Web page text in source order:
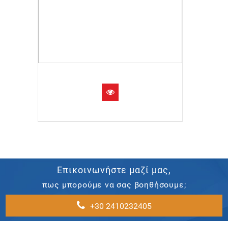
Επικοινωνήστε μαζί μας,
πως μπορούμε να σας βοηθήσουμε;
+30 2410232405